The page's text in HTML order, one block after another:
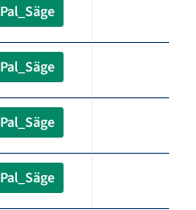
Pal_Säge
Pal_Säge
Pal_Säge
Pal_Säge